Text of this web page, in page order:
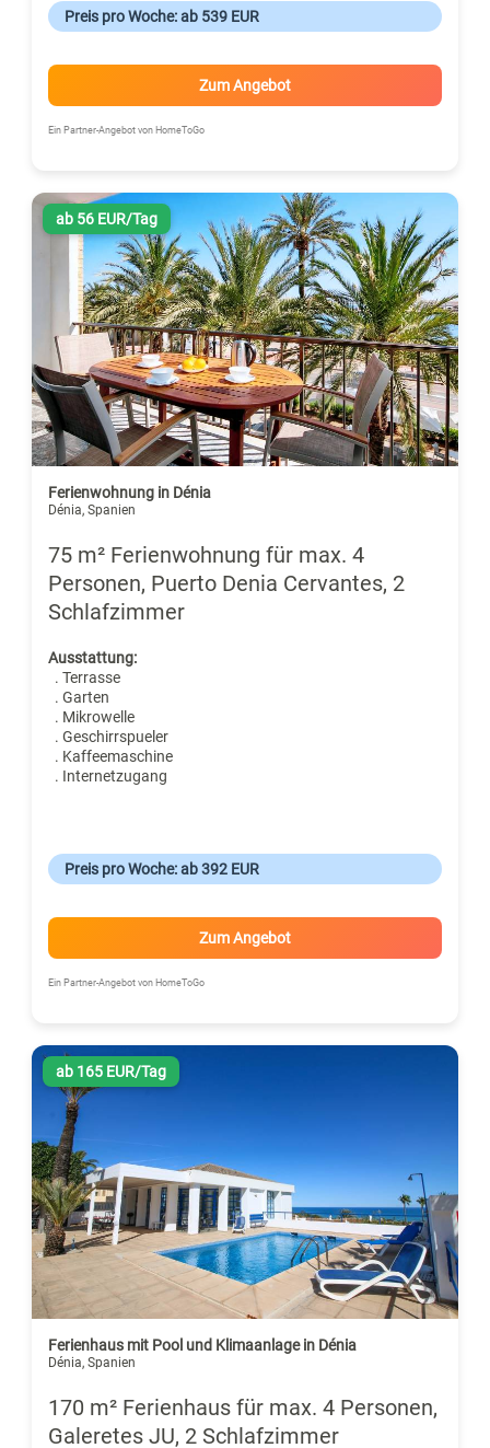
Preis pro Woche: ab 539 EUR
Zum Angebot
Ein Partner-Angebot von HomeToGo
ab 56 EUR/Tag
Ferienwohnung in Dénia
Dénia, Spanien
75 m² Ferienwohnung für max. 4
Personen, Puerto Denia Cervantes, 2
Schlafzimmer
Ausstattung:
. Terrasse
. Garten
. Mikrowelle
. Geschirrspueler
. Kaffeemaschine
. Internetzugang
Preis pro Woche: ab 392 EUR
Zum Angebot
Ein Partner-Angebot von HomeToGo
ab 165 EUR/Tag
Ferienhaus mit Pool und Klimaanlage in Dénia
Dénia, Spanien
170 m² Ferienhaus für max. 4 Personen,
Galeretes JU, 2 Schlafzimmer